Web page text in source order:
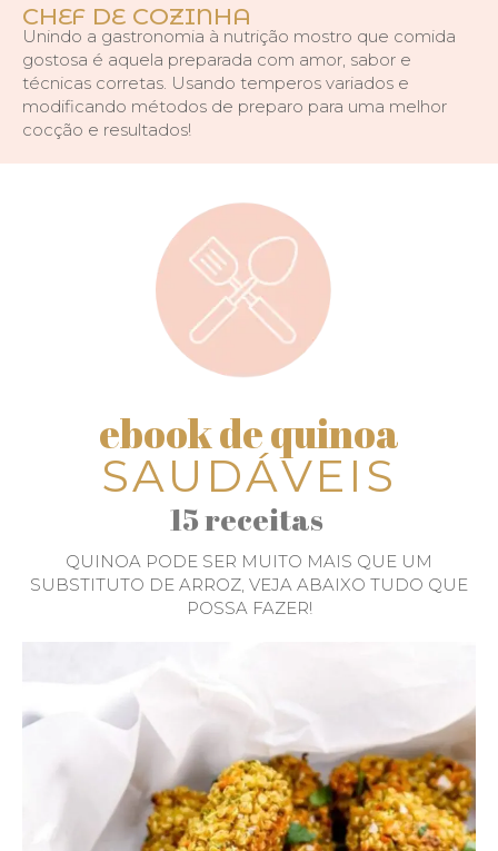
CHEF DE COZINHA
Unindo a gastronomia à nutrição mostro que comida
gostosa é aquela preparada com amor, sabor e
técnicas corretas. Usando temperos variados e
modificando métodos de preparo para uma melhor
cocção e resultados!
ebook de quinoa
SAUDÁVEIS
15 receitas
QUINOA PODE SER MUITO MAIS QUE UM
SUBSTITUTO DE ARROZ, VEJA ABAIXO TUDO QUE
POSSA FAZER!